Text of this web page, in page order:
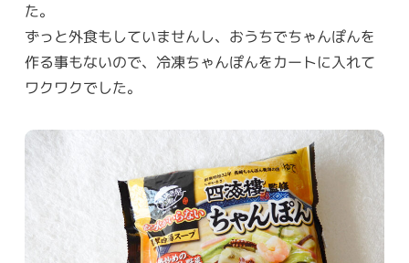
た。
ずっと外食もしていませんし、おうちでちゃんぽんを
作る事もないので、冷凍ちゃんぽんをカートに入れて
ワクワクでした。